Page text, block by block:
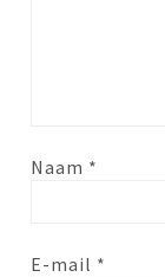
Naam *
E-mail *